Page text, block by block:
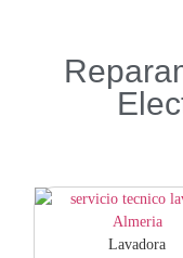
Lavadora